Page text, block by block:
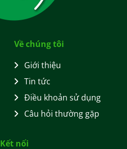
Về chúng tôi
Giới thiệu
Tin tức
Điều khoản sử dụng
Câu hỏi thường gặp
Kết nối